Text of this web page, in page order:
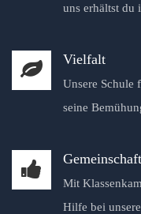
uns erhältst du
Vielfalt
Unsere Schule
seine
Gemeinschaft
Mit
Hilfe bei